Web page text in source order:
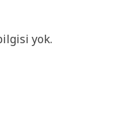
yok.